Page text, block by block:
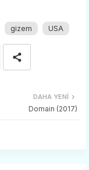
gizem USA
DAHA YENI
Domain (2017)